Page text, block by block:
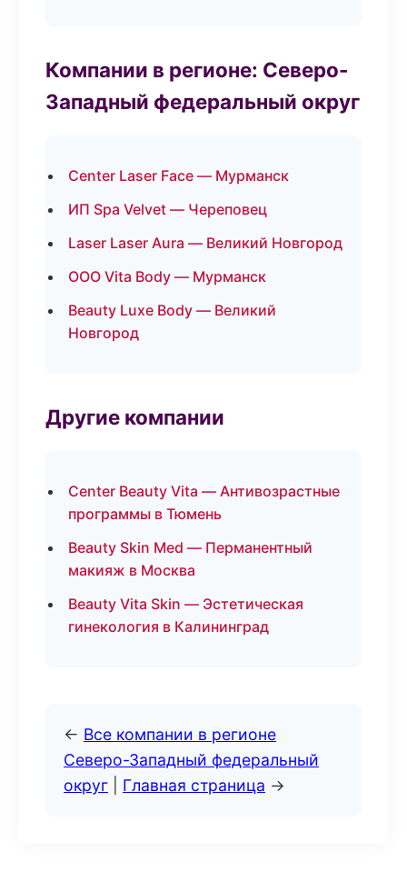
Компании в регионе: Северо-
Западный федеральный округ
Center Laser Face — Мурманск
ИП Spa Velvet — Череповец
Laser Laser Aura — Великий Новгород
ООО Vita Body — Мурманск
Beauty Luxe Body — Великий
Новгород
Другие компании
Center Beauty Vita — Антивозрастные
программы в Тюмень
Beauty Skin Med — Перманентный
макияж в Москва
Beauty Vita Skin — Эстетическая
гинекология в Калининград
← Все компании в регионе
Северо-Западный федеральный
округ
Главная страница →